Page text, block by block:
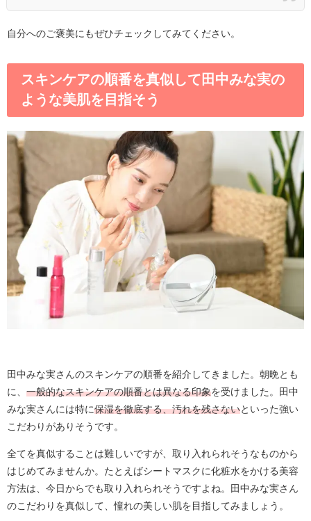
自分へのご褒美にもぜひチェックしてみてください。
スキンケアの順番を真似して田中みな実の
ような美肌を目指そう
田中みな実さんのスキンケアの順番を紹介してきました。朝晩とも
に、 一般的なスキンケアの順番とは異なる印象を受けました。田中
みな実さんには特に保湿を徹底する、汚れを残さないといった強い
こだわりがありそうです。
全てを真似することは難しいですが、取り入れられそうなものから
はじめてみませんか。たとえばシートマスクに化粧水をかける美容
方法は、今日からでも取り入れられそうですよね。田中みな実さん
のこだわりを真似して、憧れの美しい肌を目指してみましょう。